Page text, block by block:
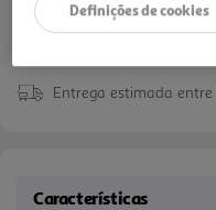
Entrega estimada entre
Características
Definições de cookies